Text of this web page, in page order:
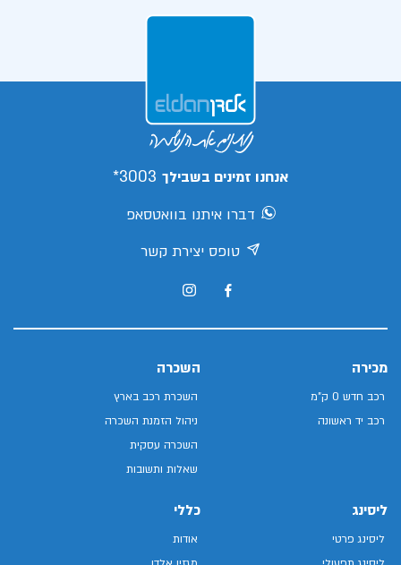
אנחנו זמינים בשבילך 3003*
דברו איתנו בוואטסאפ
טופס יצירת קשר
מכירה
רכב חדש 0 ק"מ
רכב יד ראשונה
השכרה
השכרת רכב בארץ
ניהול הזמנת השכרה
השכרה עסקית
שאלות ותשובות
ליסינג
ליסינג פרטי
כללי
אודות